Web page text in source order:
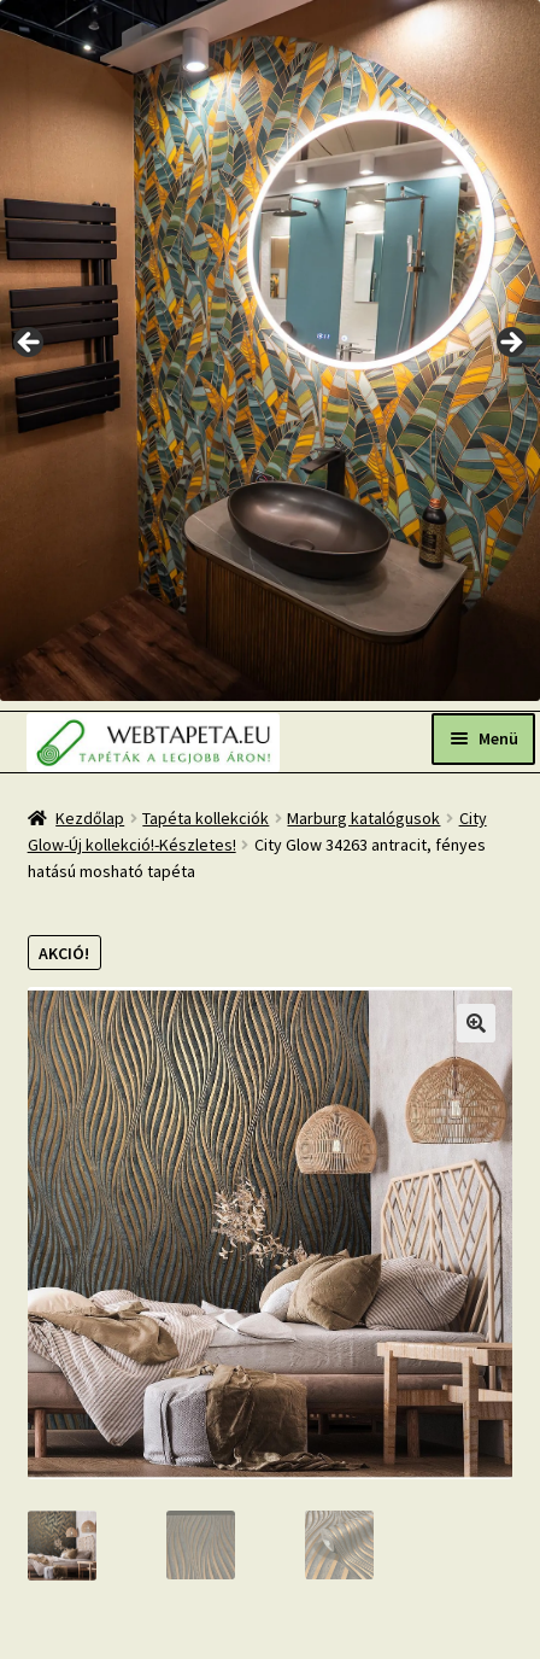
Ugrás
a
navigációhoz
Kilépés
a
tartalomba Menü
Népszerű tapéták
Tapéta BLOG
Mi az a fotótapéta?
Tapétázási tanácsok
Beton hatású tapéták
Kapcsolat
Kezdőlap Tapéta kollekciók Marburg katalógusok
City
Glow-Új kollekció!-Készletes!
City Glow 34263 antracit, fényes
hatású mosható tapéta
AKCIÓ!